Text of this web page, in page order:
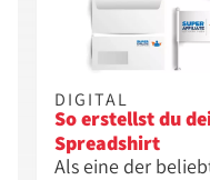
DIGITAL
So erstellst du
Spreadshirt
Als eine der